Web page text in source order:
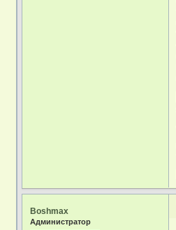
Boshmax
Администратор